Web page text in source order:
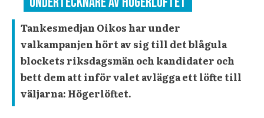
Tankesmedjan Oikos har under
valkampanjen hört av sig till det blågula
blockets riksdagsmän och kandidater och
bett dem att inför valet avlägga ett löfte till
väljarna: Högerlöftet.